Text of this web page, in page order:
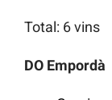
Total: 6 vins
DO Empordà